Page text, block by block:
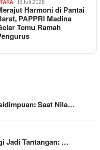
18 Juli 2026
Harmoni di Pantai
PAPPRI Madina
Temu Ramah
Saat Nila…
Jadi Tantangan: …